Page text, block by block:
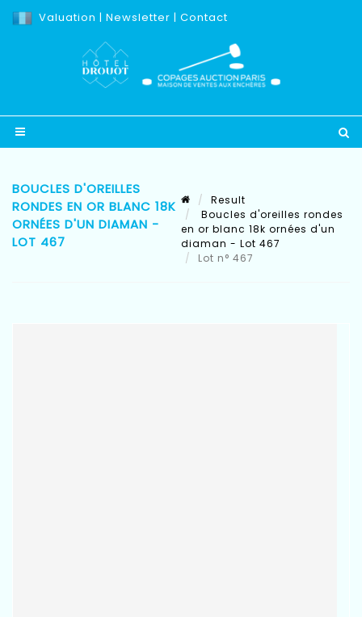
Valuation | Newsletter | Contact
BOUCLES D'OREILLES
RONDES EN OR BLANC 18K
ORNÉES D'UN DIAMAN -
LOT 467
Result
Boucles d'oreilles rondes
en or blanc 18k ornées d'un
diaman - Lot 467
Lot n° 467